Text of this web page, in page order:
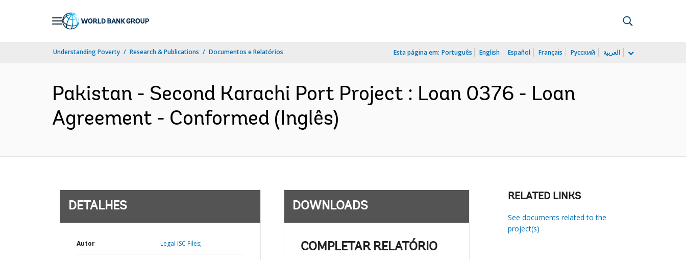
Understanding Poverty Research & Publications Documentos e Relatórios Esta página em: Português English Español Français Русский العربية
Pakistan - Second Karachi Port Project : Loan 0376 - Loan
Agreement - Conformed (Inglês)
DETALHES
Autor Legal ISC Files;
DOWNLOADS
COMPLETAR RELATÓRIO
RELATED LINKS
See documents related to the
project(s)